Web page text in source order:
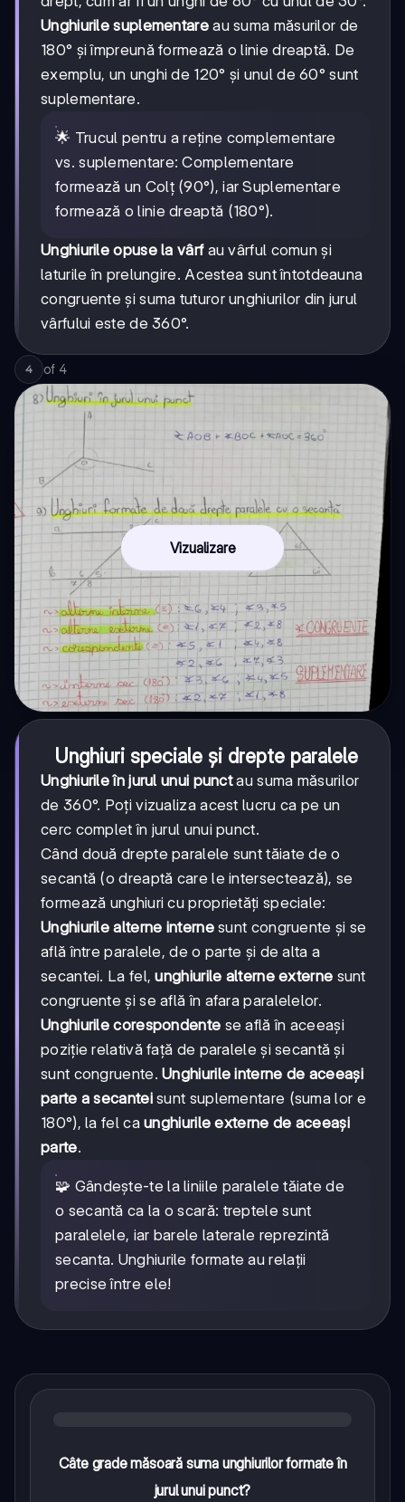
Unghiurile suplementareau suma măsurilor de
180° și împreună formează o linie dreaptă. De
exemplu, un unghi de 120° și unul de 60° sunt
suplementare.
🌟 Trucul pentru a reține complementare
vs. suplementare: Complementare
formează un Colț (90°), iar Suplementare
formează o linie dreaptă (180°).
Unghiurile opuse la vârfau vârful comun și
laturile în prelungire. Acestea sunt întotdeauna
congruente și suma tuturor unghiurilor din jurul
vârfului este de 360°.
4 of 4
Vizualizare
Unghiuri speciale și drepte paralele
Unghiurile în jurul unui punctau suma măsurilor
de 360°. Poți vizualiza acest lucru ca pe un
cerc complet în jurul unui punct.
Când două drepte paralele sunt tăiate de o
secantă (o dreaptă care le intersectează), se
formează unghiuri cu proprietăți speciale:
Unghiurile alterne internesunt congruente și se
află între paralele, de o parte și de alta a
secantei. La fel,unghiurile alterne externe sunt
congruente și se află în afara paralelelor.
Unghiurile corespondente se află în aceeași
poziție relativă față de paralele și secantă și
sunt congruente.Unghiurile interne de aceeași
parte a secanteisunt suplementare (suma lor e
180°), la fel caunghiurile externe de aceeași
parte.
🧩 Gândește-te la liniile paralele tăiate de
o secantă ca la o scară: treptele sunt
paralelele, iar barele laterale reprezintă
secanta. Unghiurile formate au relații
precise între ele!
Câte grade măsoară suma unghiurilor formate în
jurul unui punct?